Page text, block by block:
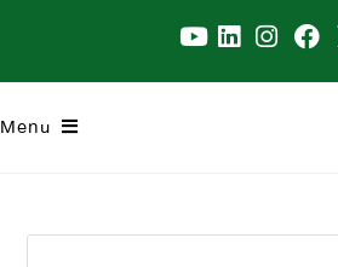
Menu